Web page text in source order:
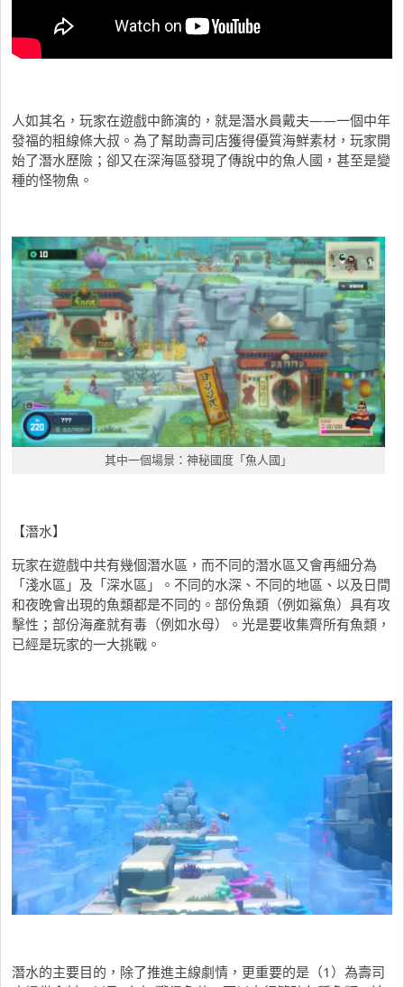
人如其名，玩家在遊戲中飾演的，就是潛水員戴夫——一個中年
發福的粗線條大叔。為了幫助壽司店獲得優質海鮮素材，玩家開
始了潛水歷險；卻又在深海區發現了傳說中的魚人國，甚至是變
種的怪物魚。
其中一個場景：神秘國度「魚人國」
【潛水】
玩家在遊戲中共有幾個潛水區，而不同的潛水區又會再細分為
「淺水區」及「深水區」。不同的水深、不同的地區、以及日間
和夜晚會出現的魚類都是不同的。部份魚類（例如鯊魚）具有攻
擊性；部份海產就有毒（例如水母）。光是要收集齊所有魚類，
已經是玩家的一大挑戰。
潛水的主要目的，除了推進主線劇情，更重要的是（1）為壽司